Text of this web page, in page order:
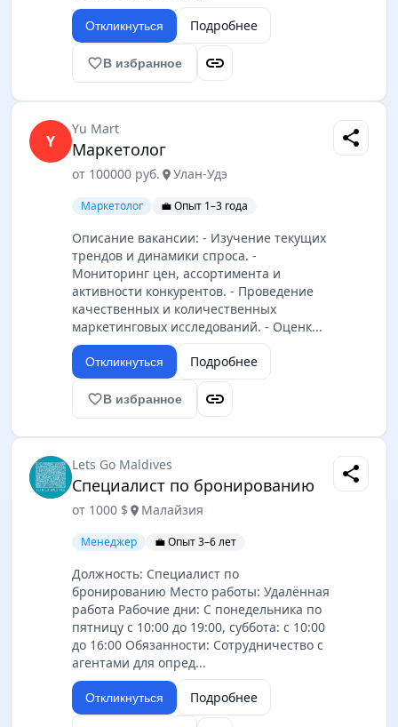
Откликнуться Подробнее
favorite_borderВ избранное link
Y
Yu Mart
Маркетолог
от 100000 руб. location_on Улан-Удэ
Маркетолог 💼 Опыт 1–3 года
Описание вакансии: - Изучение текущих
трендов и динамики спроса. -
Мониторинг цен, ассортимента и
активности конкурентов. - Проведение
качественных и количественных
маркетинговых исследований. - Оценк...
Откликнуться Подробнее
favorite_borderВ избранное link
share
Lets Go Maldives
Специалист по бронированию
от 1000 $ location_on Малайзия
Менеджер 💼 Опыт 3–6 лет
Должность: Специалист по
бронированию Место работы: Удалённая
работа Рабочие дни: С понедельника по
пятницу с 10:00 до 19:00, суббота: с 10:00
до 16:00 Обязанности: Сотрудничество с
агентами для опред...
Откликнуться Подробнее
share